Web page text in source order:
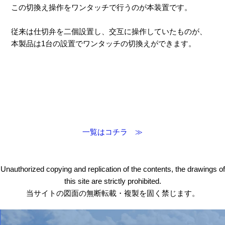
この切換え操作をワンタッチで行うのが本装置です。
従来は仕切弁を二個設置し、交互に操作していたものが、
本製品は1台の設置でワンタッチの切換えができます。
一覧はコチラ ≫
Unauthorized copying and replication of the contents, the drawings of
this site are strictly prohibited.
当サイトの図面の無断転載・複製を固く禁じます。